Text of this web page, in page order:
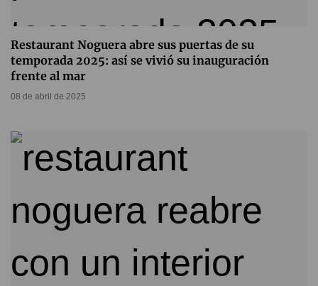
Restaurant Noguera abre sus puertas de su
temporada 2025: así se vivió su inauguración
frente al mar
08 de abril de 2025